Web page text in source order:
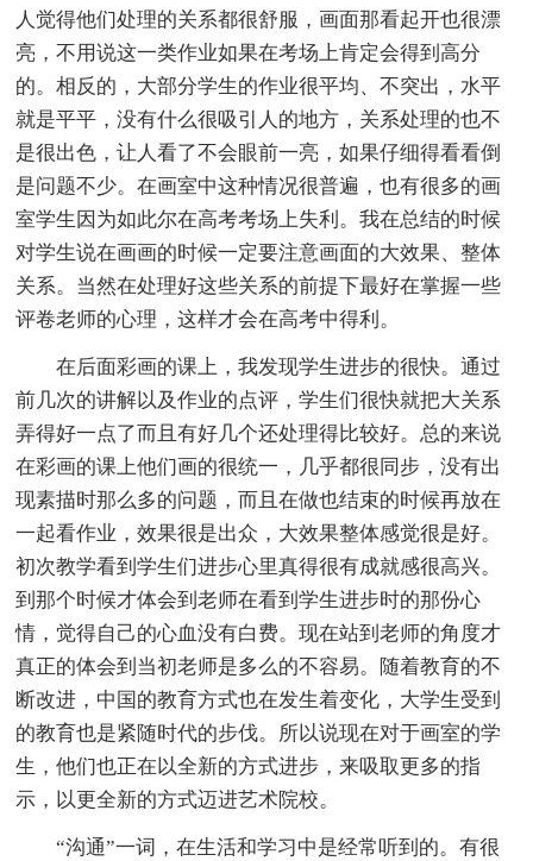
人觉得他们处理的关系都很舒服，画面那看起开也很漂
亮，不用说这一类作业如果在考场上肯定会得到高分
的。相反的，大部分学生的作业很平均、不突出，水平
就是平平，没有什么很吸引人的地方，关系处理的也不
是很出色，让人看了不会眼前一亮，如果仔细得看看倒
是问题不少。在画室中这种情况很普遍，也有很多的画
室学生因为如此尔在高考考场上失利。我在总结的时候
对学生说在画画的时候一定要注意画面的大效果、整体
关系。当然在处理好这些关系的前提下最好在掌握一些
评卷老师的心理，这样才会在高考中得利。
在后面彩画的课上，我发现学生进步的很快。通过
前几次的讲解以及作业的点评，学生们很快就把大关系
弄得好一点了而且有好几个还处理得比较好。总的来说
在彩画的课上他们画的很统一，几乎都很同步，没有出
现素描时那么多的问题，而且在做也结束的时候再放在
一起看作业，效果很是出众，大效果整体感觉很是好。
初次教学看到学生们进步心里真得很有成就感很高兴。
到那个时候才体会到老师在看到学生进步时的那份心
情，觉得自己的心血没有白费。现在站到老师的角度才
真正的体会到当初老师是多么的不容易。随着教育的不
断改进，中国的教育方式也在发生着变化，大学生受到
的教育也是紧随时代的步伐。所以说现在对于画室的学
生，他们也正在以全新的方式进步，来吸取更多的指
示，以更全新的方式迈进艺术院校。
“沟通”一词，在生活和学习中是经常听到的。有很